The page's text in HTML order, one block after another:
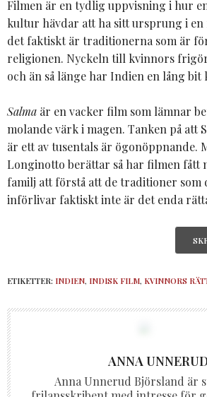
Filmen är en tydlig uppvisning i hur
kultur hävdar att ha sitt ursprung i
det faktiskt är traditionerna som är
religionen. Nyckeln till kvinnors
och än så länge har Indien en lång bit
Salma är en vacker film som lämnar
molande värk i magen. Tanken på att
är ett av tusentals är ögonöppnande.
Longinotto berättar så har filmen fått
familj att förstå att de traditioner som
införlivar faktiskt inte är det enda
ETIKETTER: INDIEN, INDISK FILM, KVINNORS
ANNA
Anna Unnerud Björsland är